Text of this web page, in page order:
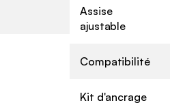
Assise
ajustable
Compatibilité
Kit d'ancrage